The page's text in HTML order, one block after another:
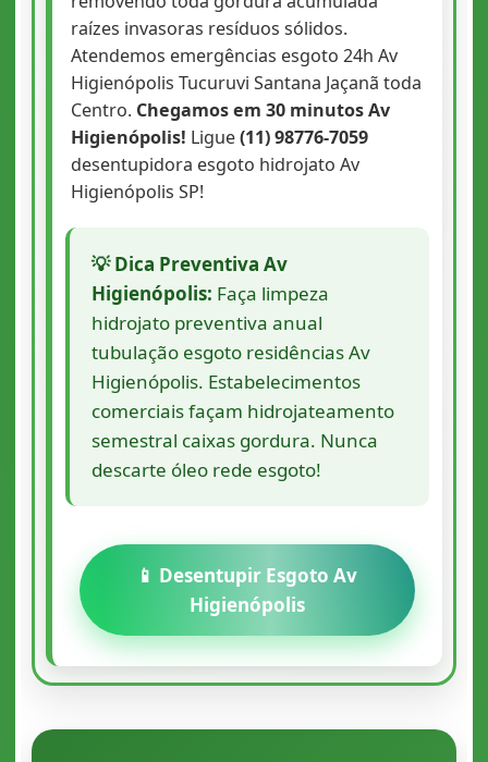
raízes invasoras resíduos sólidos.
Atendemos emergências esgoto 24h Av
Higienópolis Tucuruvi Santana Jaçanã toda
Centro. Chegamos em 30 minutos Av
Higienópolis! Ligue(11) 98776-7059
desentupidora esgoto hidrojato Av
Higienópolis SP!
💡 Dica Preventiva Av
Higienópolis: Faça limpeza
hidrojato preventiva anual
tubulação esgoto residências Av
Higienópolis. Estabelecimentos
comerciais façam hidrojateamento
semestral caixas gordura. Nunca
descarte óleo rede esgoto!
📱 Desentupir Esgoto Av
Higienópolis